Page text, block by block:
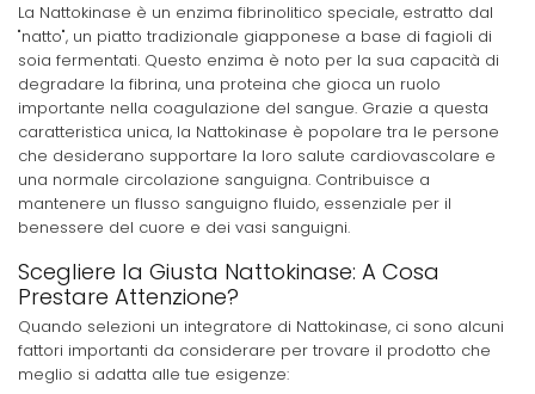
La Nattokinase è un enzima fibrinolitico speciale, estratto dal
"natto", un piatto tradizionale giapponese a base di fagioli di
soia fermentati. Questo enzima è noto per la sua capacità di
degradare la fibrina, una proteina che gioca un ruolo
importante nella coagulazione del sangue. Grazie a questa
caratteristica unica, la Nattokinase è popolare tra le persone
che desiderano supportare la loro salute cardiovascolare e
una normale circolazione sanguigna. Contribuisce a
mantenere un flusso sanguigno fluido, essenziale per il
benessere del cuore e dei vasi sanguigni.
Scegliere la Giusta Nattokinase: A Cosa
Prestare Attenzione?
Quando selezioni un integratore di Nattokinase, ci sono alcuni
fattori importanti da considerare per trovare il prodotto che
meglio si adatta alle tue esigenze: